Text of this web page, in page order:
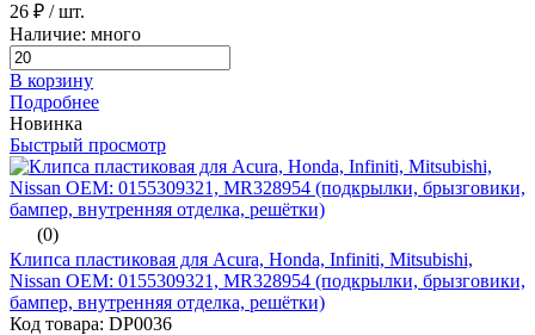
26 ₽ / шт.
Наличие: много
В корзину
Подробнее
Новинка
Быстрый просмотр
(0)
Клипса пластиковая для Acura, Honda, Infiniti, Mitsubishi,
Nissan ОЕМ: 0155309321, MR328954 (подкрылки, брызговики,
бампер, внутренняя отделка, решётки)
Код товара: DP0036